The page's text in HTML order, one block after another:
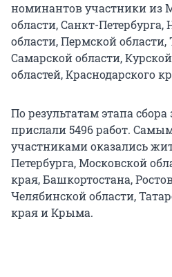
номинантов участники из
области, Санкт-Петербурга,
области, Пермской области,
Самарской области,
областей, Краснодарского
По результатам этапа
прислали 5496 работ.
участниками оказались
Петербурга, Московской
края, Башкортостана,
Челябинской области,
края и Крыма.